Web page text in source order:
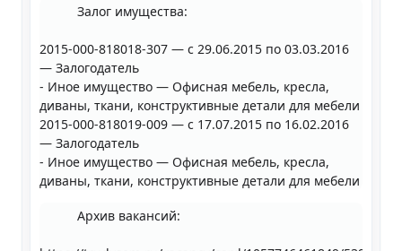
Залог имущества:
2015-000-818018-307 — с 29.06.2015 по 03.03.2016
— Залогодатель
- Иное имущество — Офисная мебель, кресла,
диваны, ткани, конструктивные детали для мебели
2015-000-818019-009 — с 17.07.2015 по 16.02.2016
— Залогодатель
- Иное имущество — Офисная мебель, кресла,
диваны, ткани, конструктивные детали для мебели
Архив вакансий: